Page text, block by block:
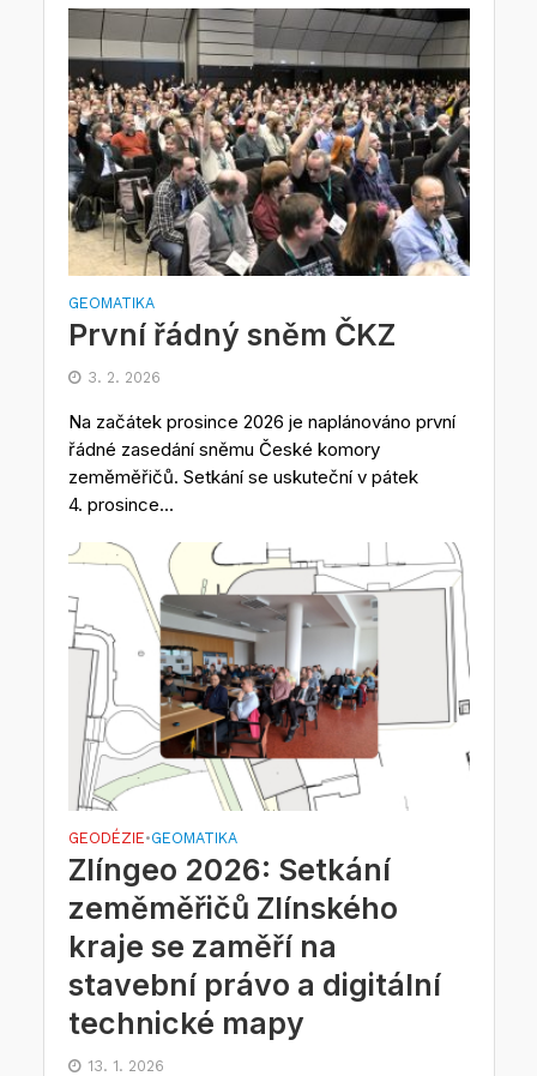
GEOMATIKA
První řádný sněm ČKZ
3. 2. 2026
Na začátek prosince 2026 je naplánováno první
řádné zasedání sněmu České komory
zeměměřičů. Setkání se uskuteční v pátek
4. prosince...
GEODÉZIE•GEOMATIKA
Zlíngeo 2026: Setkání
zeměměřičů Zlínského
kraje se zaměří na
stavební právo a digitální
technické mapy
13. 1. 2026